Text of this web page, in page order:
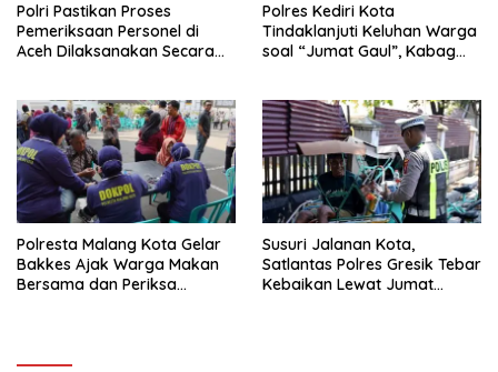
Polri Pastikan Proses
Pemeriksaan Personel di
Aceh Dilaksanakan Secara
Polres Kediri Kota
Tindaklanjuti Keluhan Warga
soal “Jumat Gaul”, Kabag
Ketenteraman Masyarakat
Polresta Malang Kota Gelar
Bakkes Ajak Warga Makan
Bersama dan Periksa
Susuri Jalanan Kota,
Satlantas Polres Gresik Tebar
Kebaikan Lewat Jumat